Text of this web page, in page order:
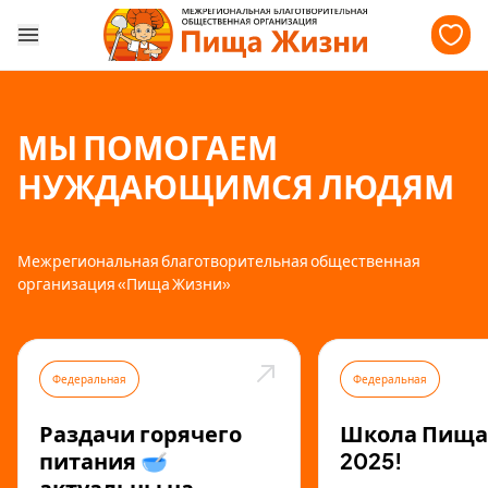
МЫ ПОМОГАЕМ
НУЖДАЮЩИМСЯ ЛЮДЯМ
Межрегиональная благотворительная общественная
организация «Пища Жизни»
Федеральная
Раздачи горячего
питания 🥣
Федеральная
Школа
2025!